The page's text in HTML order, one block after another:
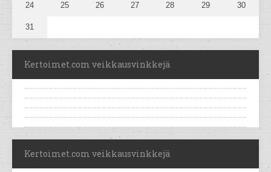
24 25 26 27 28 29 30
31
Kertoimet.com veikkausvinkkejä
Kertoimet.com veikkausvinkkejä